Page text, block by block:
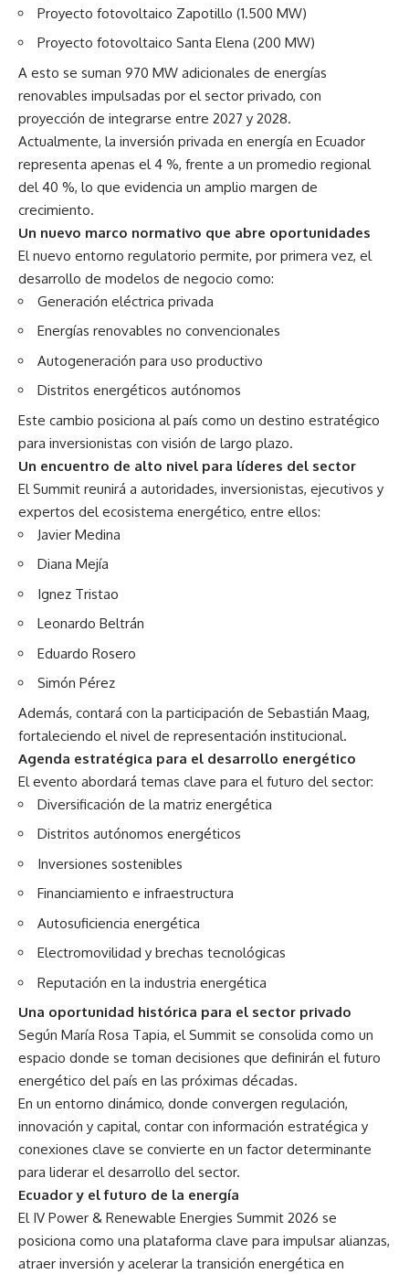
Proyecto fotovoltaico Zapotillo (1.500 MW)
Proyecto fotovoltaico Santa Elena (200 MW)
A esto se suman 970 MW adicionales de energías
renovables impulsadas por el sector privado, con
proyección de integrarse entre 2027 y 2028.
Actualmente, la inversión privada en energía en Ecuador
representa apenas el 4 %, frente a un promedio regional
del 40 %, lo que evidencia un amplio margen de
crecimiento.
Un nuevo marco normativo que abre oportunidades
El nuevo entorno regulatorio permite, por primera vez, el
desarrollo de modelos de negocio como:
Generación eléctrica privada
Energías renovables no convencionales
Autogeneración para uso productivo
Distritos energéticos autónomos
Este cambio posiciona al país como un destino estratégico
para inversionistas con visión de largo plazo.
Un encuentro de alto nivel para líderes del sector
El Summit reunirá a autoridades, inversionistas, ejecutivos y
expertos del ecosistema energético, entre ellos:
Javier Medina
Diana Mejía
Ignez Tristao
Leonardo Beltrán
Eduardo Rosero
Simón Pérez
Además, contará con la participación de Sebastián Maag,
fortaleciendo el nivel de representación institucional.
Agenda estratégica para el desarrollo energético
El evento abordará temas clave para el futuro del sector:
Diversificación de la matriz energética
Distritos autónomos energéticos
Inversiones sostenibles
Financiamiento e infraestructura
Autosuficiencia energética
Electromovilidad y brechas tecnológicas
Reputación en la industria energética
Una oportunidad histórica para el sector privado
Según María Rosa Tapia, el Summit se consolida como un
espacio donde se toman decisiones que definirán el futuro
energético del país en las próximas décadas.
En un entorno dinámico, donde convergen regulación,
innovación y capital, contar con información estratégica y
conexiones clave se convierte en un factor determinante
para liderar el desarrollo del sector.
Ecuador y el futuro de la energía
El IV Power & Renewable Energies Summit 2026 se
posiciona como una plataforma clave para impulsar alianzas,
atraer inversión y acelerar la transición energética en